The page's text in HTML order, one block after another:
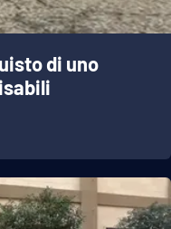
di uno